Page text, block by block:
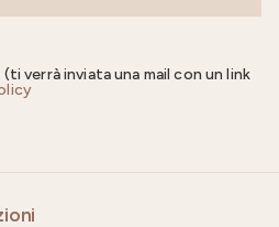
verrà inviata una mail con un link